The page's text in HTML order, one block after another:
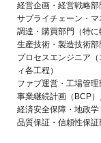
経営企画・経営戦略
サプライチェーン・
調達・購買部門（特
生産技術・製造技術
プロセスエンジニア
ィ各工程）
ファブ運営・工場管
事業継続計画（BCP
経済安全保障・地政学
品質保証・信頼性保証